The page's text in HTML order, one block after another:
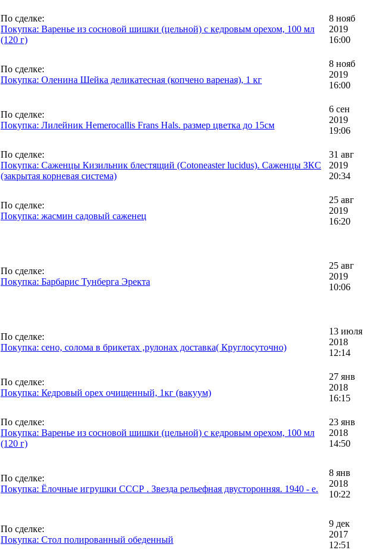
По сделке:
Покупка: Варенье из сосновой шишки (цельной) с кедровым орехом, 100 мл
(120 г)
8 нояб
2019
16:00
По сделке:
Покупка: Оленина Шейка деликатесная (копчено вареная), 1 кг
8 нояб
2019
16:00
По сделке:
Покупка: Лилейник Hemerocallis Frans Hals. размер цветка до 15см
6 сен
2019
19:06
По сделке:
Покупка: Саженцы Кизильник блестящий (Cotoneaster lucidus). Саженцы ЗКС
(закрытая корневая система)
31 авг
2019
20:34
По сделке:
Покупка: жасмин садовый саженец
25 авг
2019
16:20
По сделке:
Покупка: Барбарис Тунберга Эректа
25 авг
2019
10:06
По сделке:
Покупка: сено, солома в брикетах ,рулонах доставка( Круглосуточно)
13 июля
2018
12:14
По сделке:
Покупка: Кедровый орех очищенный, 1кг (вакуум)
27 янв
2018
16:15
По сделке:
Покупка: Варенье из сосновой шишки (цельной) с кедровым орехом, 100 мл
(120 г)
23 янв
2018
14:50
По сделке:
Покупка: Ёлочные игрушки СССР . Звезда рельефная двусторонняя. 1940 - е.
8 янв
2018
10:22
По сделке:
Покупка: Стол полированный обеденный
9 дек
2017
12:51